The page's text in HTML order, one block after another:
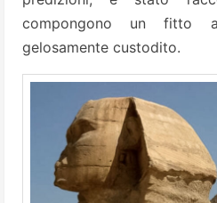
compongono un fitto
gelosamente custodito.